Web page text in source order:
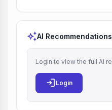
auto_awesomeAI Recommendations
Login to view the full AI
login Login